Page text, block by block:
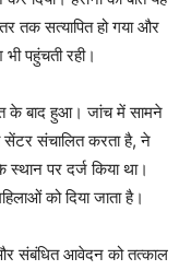
तक सत्यापित हो गया और
पहुंचती रही।
के बाद हुआ। जांच में सामने
सेंटर संचालित करता है, ने
स्थान पर दर्ज किया था।
को दिया जाता है।
और संबंधित आवेदन को तत्काल